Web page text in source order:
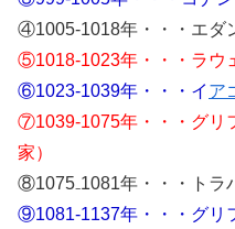
④1005-1018年・・・エダ
⑤1018-1023年・・・ラウ
⑥1023-1039年・・・イ ア
⑦1039-1075年・・・グリ
家）
⑧1075₋1081年・・・トラ
⑨1081-1137年・・・グリ